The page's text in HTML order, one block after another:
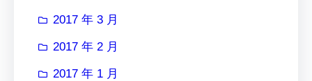
2017 年 3 月
2017 年 2 月
2017 年 1 月